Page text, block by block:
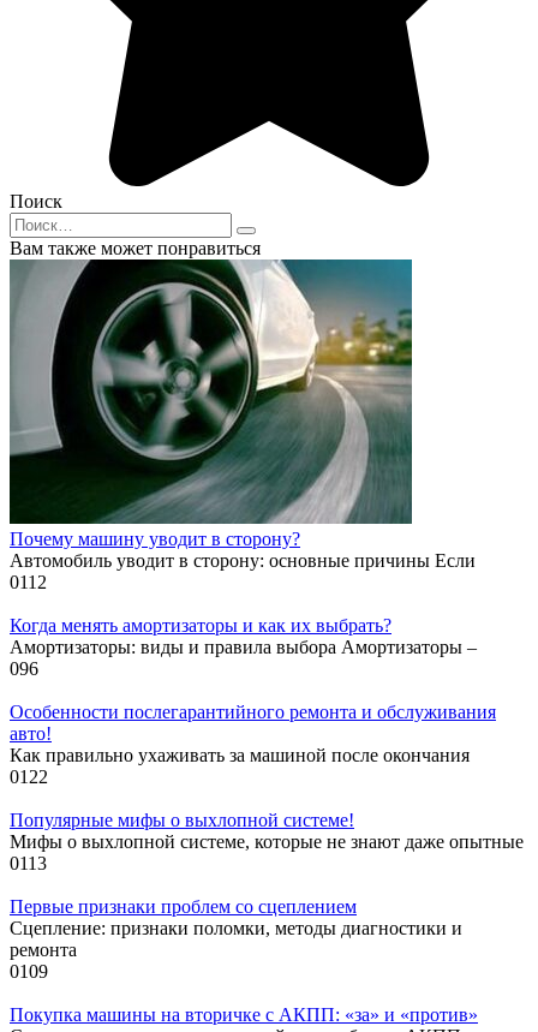
Поиск
Search
for:
Вам также может понравиться
Почему машину уводит в сторону?
Автомобиль уводит в сторону: основные причины Если
0112
Когда менять амортизаторы и как их выбрать?
Амортизаторы: виды и правила выбора Амортизаторы –
096
Особенности послегарантийного ремонта и обслуживания
авто!
Как правильно ухаживать за машиной после окончания
0122
Популярные мифы о выхлопной системе!
Мифы о выхлопной системе, которые не знают даже опытные
0113
Первые признаки проблем со сцеплением
Сцепление: признаки поломки, методы диагностики и
ремонта
0109
Покупка машины на вторичке с АКПП: «за» и «против»